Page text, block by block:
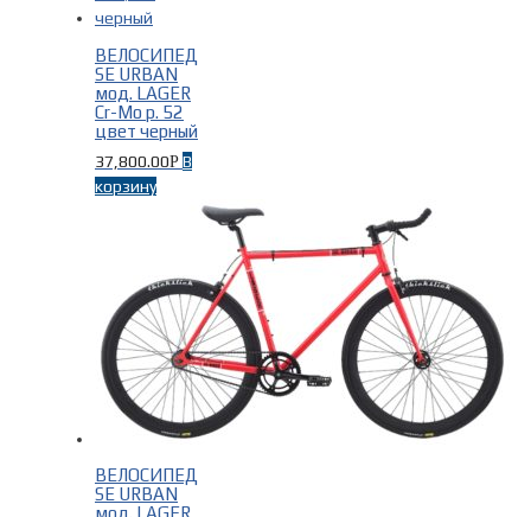
ВЕЛОСИПЕД
SE URBAN
мод. LAGER
Cr-Mo р. 52
цвет черный
37,800.00Р В
корзину
ВЕЛОСИПЕД
SE URBAN
мод. LAGER